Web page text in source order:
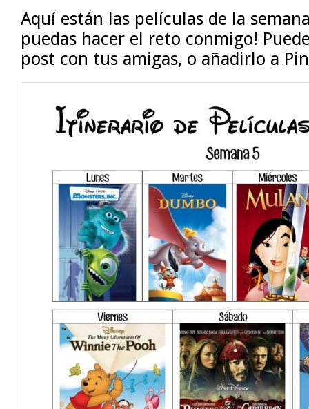
Aquí están las películas de la
puedas hacer el reto conmigo!
post con tus amigas, o añadirlo a